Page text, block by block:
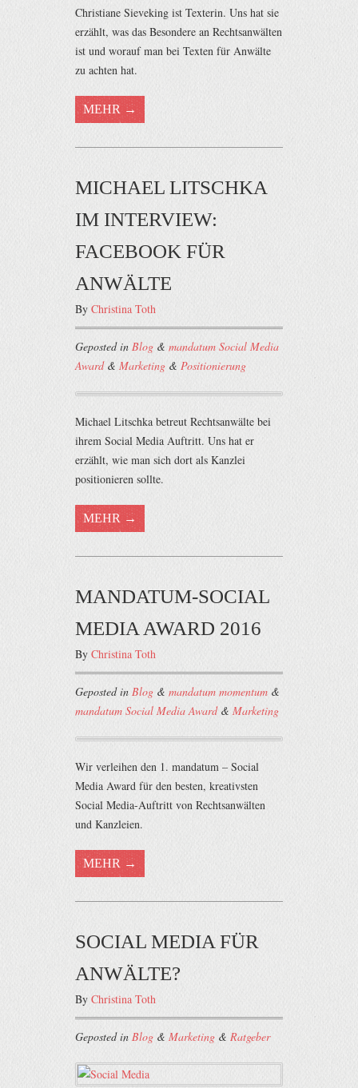
Christiane Sieveking ist Texterin. Uns hat sie
erzählt, was das Besondere an Rechtsanwälten
ist und worauf man bei Texten für Anwälte
zu achten hat.
MEHR →
MICHAEL LITSCHKA
IM INTERVIEW:
FACEBOOK FÜR
ANWÄLTE
By Christina Toth
Geposted in Blog & mandatum Social Media
Award& Marketing & Positionierung
Michael Litschka betreut Rechtsanwälte bei
ihrem Social Media Auftritt. Uns hat er
erzählt, wie man sich dort als Kanzlei
positionieren sollte.
MEHR →
MANDATUM-SOCIAL
MEDIA AWARD 2016
By Christina Toth
Geposted in Blog & mandatum momentum &
mandatum Social Media Award& Marketing
Wir verleihen den 1. mandatum – Social
Media Award für den besten, kreativsten
Social Media-Auftritt von Rechtsanwälten
und Kanzleien.
MEHR →
SOCIAL MEDIA FÜR
ANWÄLTE?
By Christina Toth
Geposted in Blog & Marketing & Ratgeber